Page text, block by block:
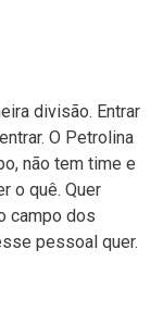
divisão. Entrar
O Petrolina
não tem time e
o quê. Quer
campo dos
pessoal quer.